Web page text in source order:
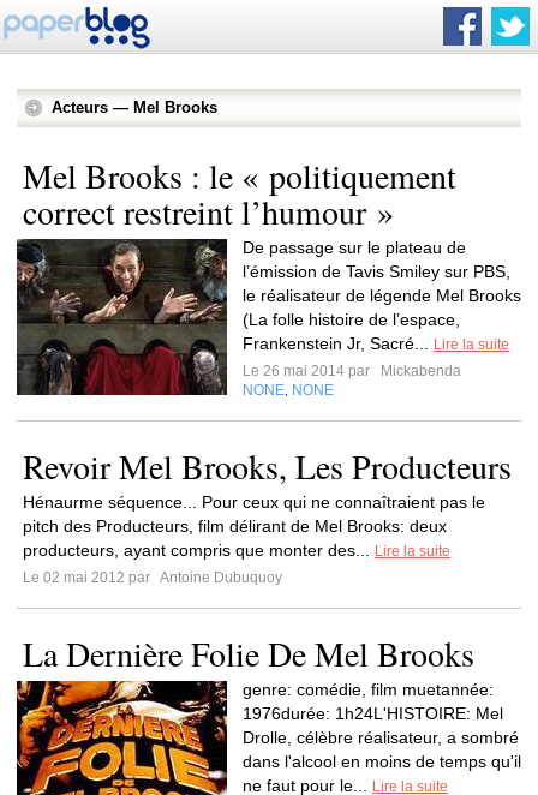
Acteurs — Mel Brooks
Mel Brooks : le « politiquement
correct restreint l’humour »
De passage sur le plateau de
l’émission de Tavis Smiley sur PBS,
le réalisateur de légende Mel Brooks
(La folle histoire de l’espace,
Frankenstein Jr, Sacré...
Lire la suite
Le 26 mai 2014 par
Mickabenda
NONE NONE
Revoir Mel Brooks, Les Producteurs
Hénaurme séquence... Pour ceux qui ne connaîtraient pas le
pitch des Producteurs, film délirant de Mel Brooks: deux
producteurs, ayant compris que monter des...
Lire la suite
Le 02 mai 2012 par Antoine Dubuquoy
La Dernière Folie De Mel Brooks
genre: comédie, film muetannée:
1976durée: 1h24L'HISTOIRE: Mel
Drolle, célèbre réalisateur, a sombré
dans l'alcool en moins de temps qu'il
ne faut pour le...
Lire la suite